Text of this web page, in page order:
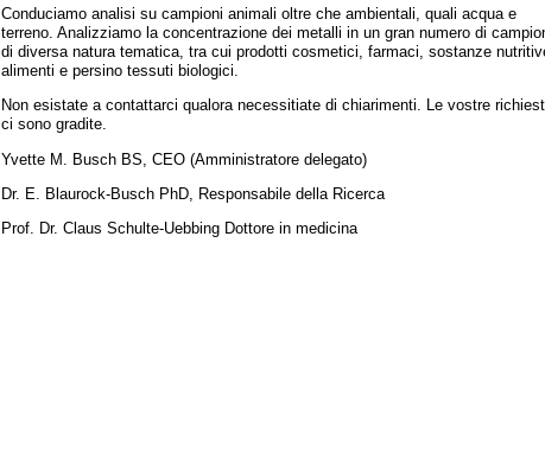
Conduciamo analisi su campioni animali oltre che ambientali, quali acqua e
terreno. Analizziamo la concentrazione dei metalli in un gran numero di
di diversa natura tematica, tra cui prodotti cosmetici, farmaci, sostanze
alimenti e persino tessuti biologici.
Non esistate a contattarci qualora necessitiate di chiarimenti. Le vostre
ci sono gradite.
Yvette M. Busch BS, CEO (Amministratore delegato)
Dr. E. Blaurock-Busch PhD, Responsabile della Ricerca
Prof. Dr. Claus Schulte-Uebbing Dottore in medicina